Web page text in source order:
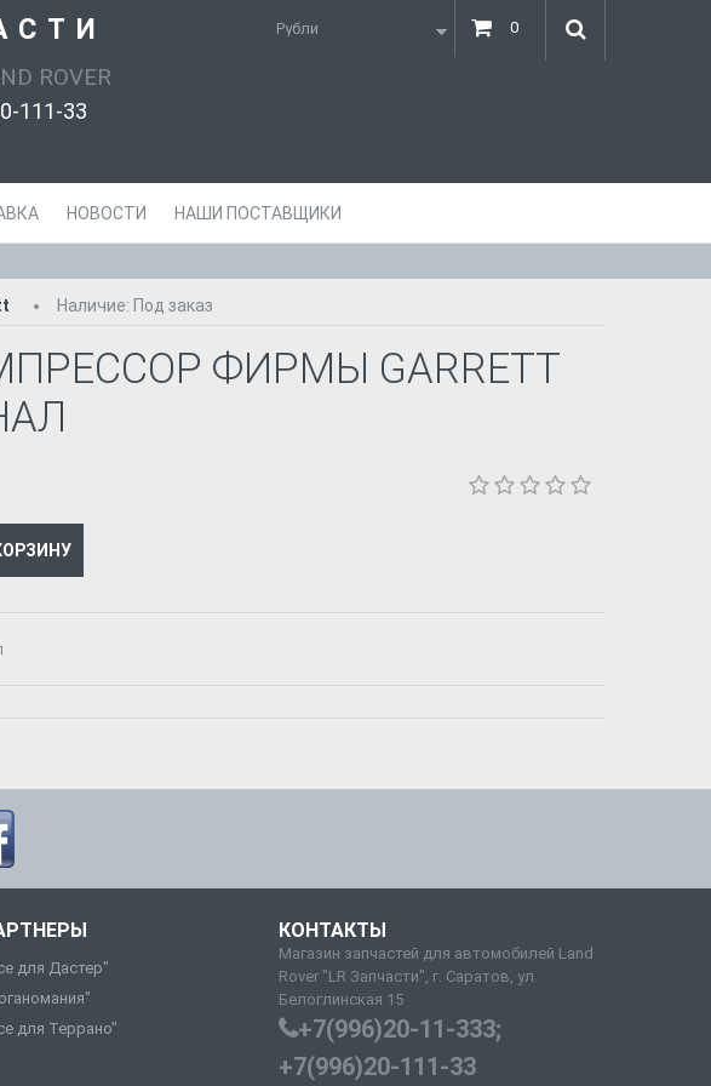
ROVER
111-33
0
НОВОСТИ НАШИ ПОСТАВЩИКИ
Наличие: Под заказ
ФИРМЫ GARRETT
для Дастер"
для Террано"
КОНТАКТЫ
Магазин запчастей для автомобилей Land
Rover "LR Запчасти", г. Саратов, ул.
Белоглинская 15
+7(996)20-11-333;
+7(996)20-111-33